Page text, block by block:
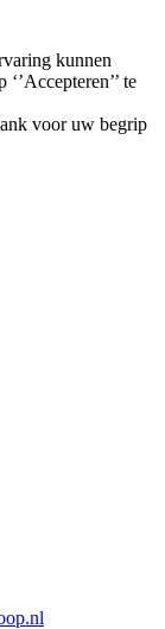
kunnen
te
voor uw begrip